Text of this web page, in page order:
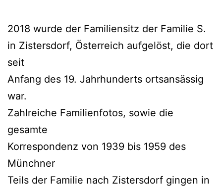
2018 wurde der Familiensitz der Familie S.
in Zistersdorf, Österreich aufgelöst, die dort
seit
Anfang des 19. Jahrhunderts ortsansässig
war.
Zahlreiche Familienfotos, sowie die
gesamte
Korrespondenz von 1939 bis 1959 des
Münchner
Teils der Familie nach Zistersdorf gingen in